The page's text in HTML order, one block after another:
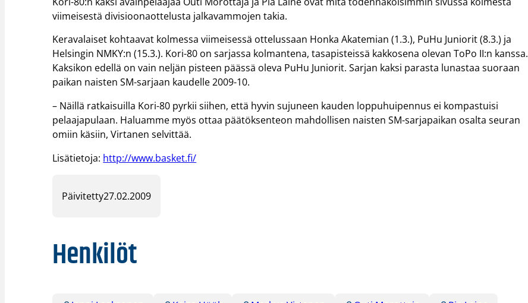
viimeisestä divisioonaottelusta jalkavammojen takia.
Keravalaiset kohtaavat kolmessa viimeisessä ottelussaan Honka Akatemian (1.3.), PuHu Juniorit (8.3.) ja
Helsingin NMKY:n (15.3.). Kori-80 on sarjassa kolmantena, tasapisteissä kakkosena olevan ToPo II:n kanssa.
Kaksikon edellä on vain neljän pisteen päässä oleva PuHu Juniorit. Sarjan kaksi parasta lunastaa suoraan
paikan naisten SM-sarjaan kaudelle 2009-10.
– Näillä ratkaisuilla Kori-80 pyrkii siihen, että hyvin sujuneen kauden loppuhuipennus ei kompastuisi
pelaajapulaan. Haluamme myös ottaa päätöksenteon mahdollisen naisten SM-sarjapaikan osalta seuran
omiin käsiin, Virtanen selvittää.
Lisätietoja: http://www.basket.fi/
Päivitetty27.02.2009
Henkilöt